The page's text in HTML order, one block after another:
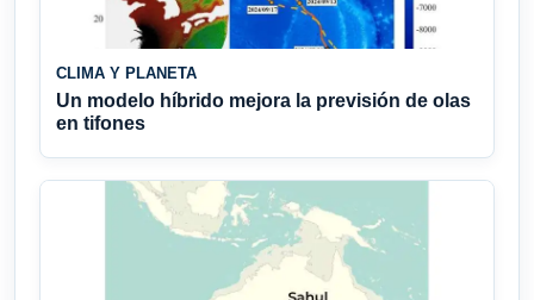
CLIMA Y PLANETA
Un modelo híbrido mejora la previsión de olas
en tifones